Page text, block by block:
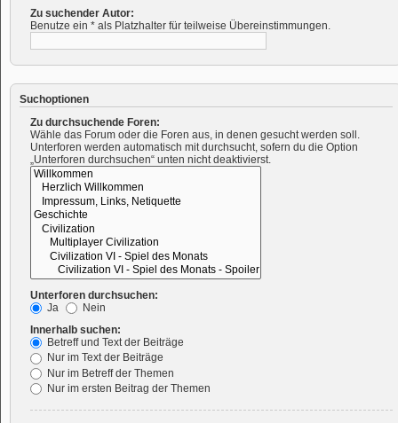
Zu suchender Autor:
Benutze ein * als Platzhalter für teilweise Übereinstimmungen.
Suchoptionen
Zu durchsuchende Foren:
Wähle das Forum oder die Foren aus, in denen gesucht werden soll.
Unterforen werden automatisch mit durchsucht, sofern du die Option
„Unterforen durchsuchen“ unten nicht deaktivierst.
Unterforen durchsuchen:
Ja
Nein
Innerhalb suchen:
Betreff und Text der Beiträge
Nur im Text der Beiträge
Nur im Betreff der Themen
Nur im ersten Beitrag der Themen